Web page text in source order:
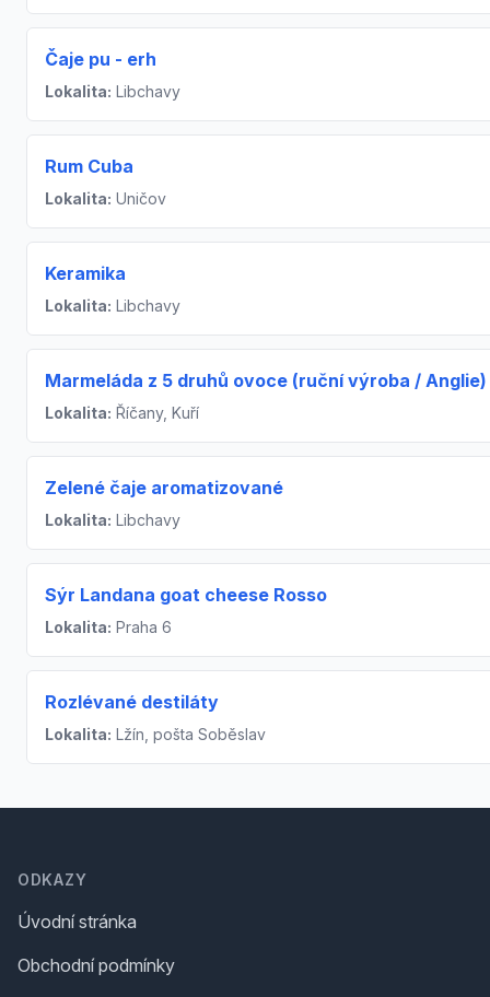
Čaje pu - erh
Lokalita: Libchavy
Rum Cuba
Lokalita: Uničov
Keramika
Lokalita: Libchavy
Marmeláda z 5 druhů ovoce (ruční výroba / Anglie)
Lokalita: Říčany, Kuří
Zelené čaje aromatizované
Lokalita: Libchavy
Sýr Landana goat cheese Rosso
Lokalita: Praha 6
Rozlévané destiláty
Lokalita: Lžín, pošta Soběslav
ODKAZY
Úvodní stránka
Obchodní podmínky